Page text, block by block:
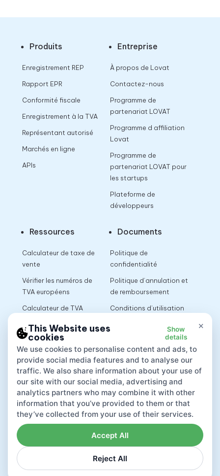
Produits
Enregistrement REP
Rapport EPR
Conformité fiscale
Enregistrement à la TVA
Représentant autorisé
Marchés en ligne
APIs
Entreprise
À propos de Lovat
Contactez-nous
Programme de
partenariat LOVAT
Programme d affiliation
Lovat
Programme de
partenariat LOVAT pour
les startups
Plateforme de
développeurs
Ressources
Calculateur de taxe de
vente
Vérifier les numéros de
TVA européens
Calculateur de TVA
Documents
Politique de
confidentialité
Politique d’annulation et
de remboursement
Conditions d’utilisation
×
This Website uses
cookies
Show
details
We use cookies to personalise content and ads, to
provide social media features and to analyse our
traffic. We also share information about your use of
our site with our social media, advertising and
analytics partners who may combine it with other
information that you’ve provided to them or that
they’ve collected from your use of their services.
Reject All
Accept All